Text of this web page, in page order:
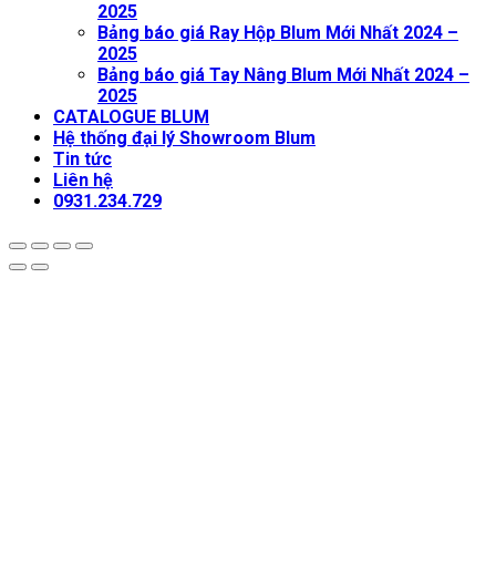
2025
Bảng báo giá Ray Hộp Blum Mới Nhất 2024 –
2025
Bảng báo giá Tay Nâng Blum Mới Nhất 2024 –
2025
CATALOGUE BLUM
Hệ thống đại lý Showroom Blum
Tin tức
Liên hệ
0931.234.729